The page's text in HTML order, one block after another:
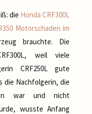
die Honda CRF300L
Motorschaden im
brauchte. Die
weil viele
CRF250L gute
die Nachfolgerin, die
war und nicht
wusste Anfang